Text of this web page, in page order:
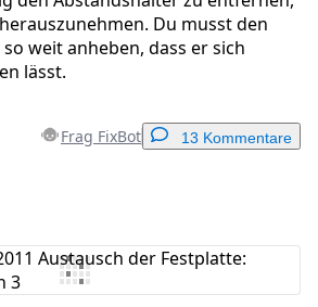
Du musst den
weit anheben, dass er sich
lässt.
Frag FixBot 13 Kommentare